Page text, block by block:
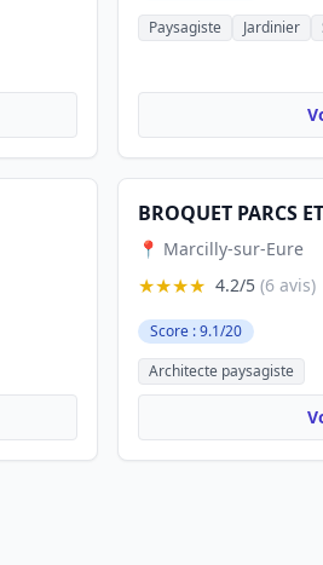
Paysagiste
Jardinier
BROQUET PARCS
📍 Marcilly-sur-Eure
★★★★ 4.2/5(6 avis)
Score : 9.1/20
Architecte paysagiste